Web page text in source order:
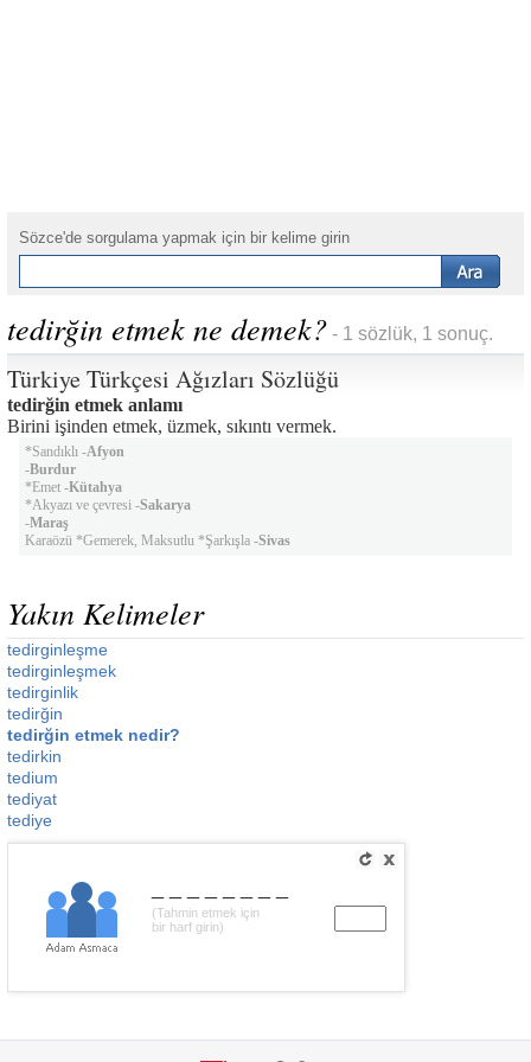
Sözce'de sorgulama yapmak için bir kelime girin
tedirğin etmek ne demek? - 1 sözlük, 1 sonuç.
Türkiye Türkçesi Ağızları Sözlüğü
tedirğin etmek anlamı
Birini işinden etmek, üzmek, sıkıntı vermek.
*Sandıklı -Afyon
-Burdur
*Emet -Kütahya
*Akyazı ve çevresi -Sakarya
-Maraş
Karaözü *Gemerek, Maksutlu *Şarkışla -Sivas
Yakın Kelimeler
tedirginleşme
tedirginleşmek
tedirginlik
tedirğin
tedirğin etmek nedir?
tedirkin
tedium
tediyat
tediye
(Tahmin etmek için
bir harf girin)